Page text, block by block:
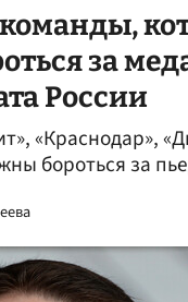
за
России
«Краснодар»,
бороться за